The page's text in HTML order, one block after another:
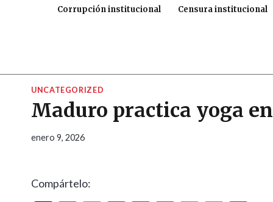
Corrupción institucional Censura institucional
UNCATEGORIZED
Maduro practica yoga
enero 9, 2026
Compártelo: